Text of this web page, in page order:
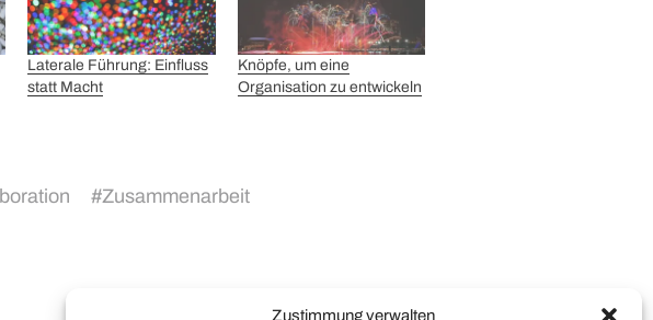
Zustimmung verwalten
Laterale Führung: Einfluss
statt Macht
Knöpfe, um eine
Organisation zu entwickeln
#Zusammenarbeit